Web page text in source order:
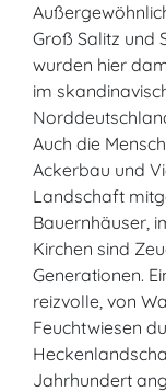
Groß Salitz und
wurden hier
im
Auch die
Ackerbau und
Landschaft
Bauernhäuser,
Kirchen sind
Generationen.
reizvolle, von
Feuchtwiesen
Jahrhundert